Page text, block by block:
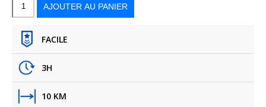
d’Issarbe AJOUTER AU PANIER
FACILE
3H
10 KM